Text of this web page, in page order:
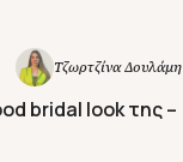
Τζωρτζίνα Δουλάμη
bridal look της –